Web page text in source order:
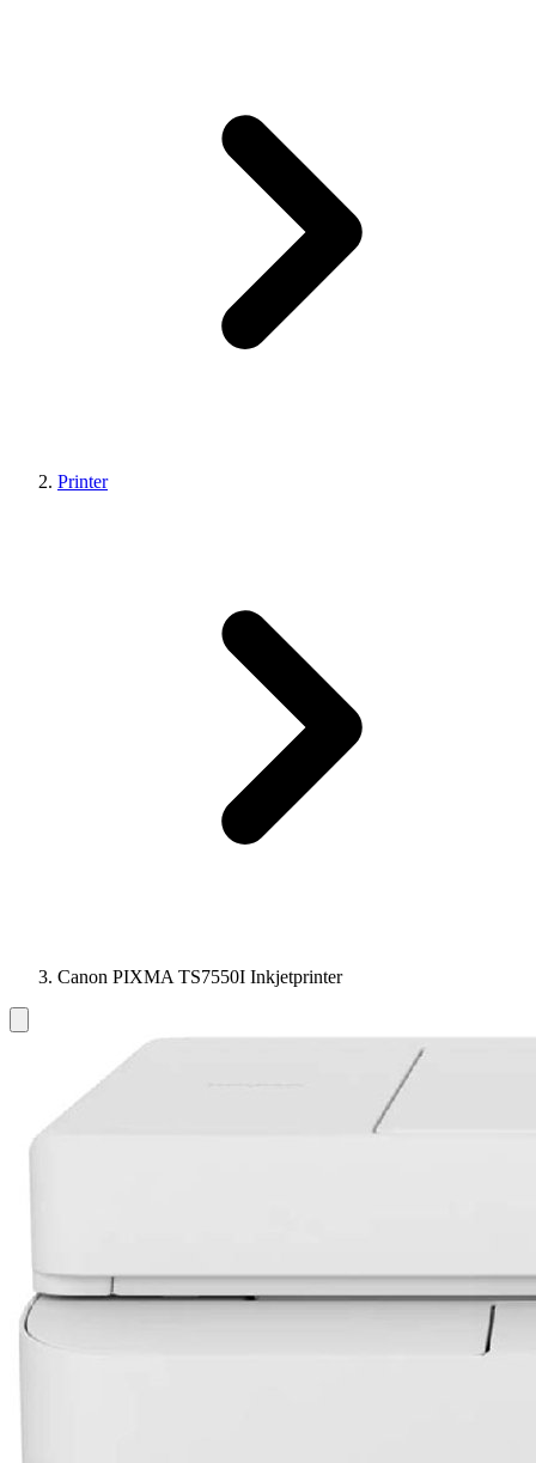
Printer
Canon PIXMA TS7550I Inkjetprinter